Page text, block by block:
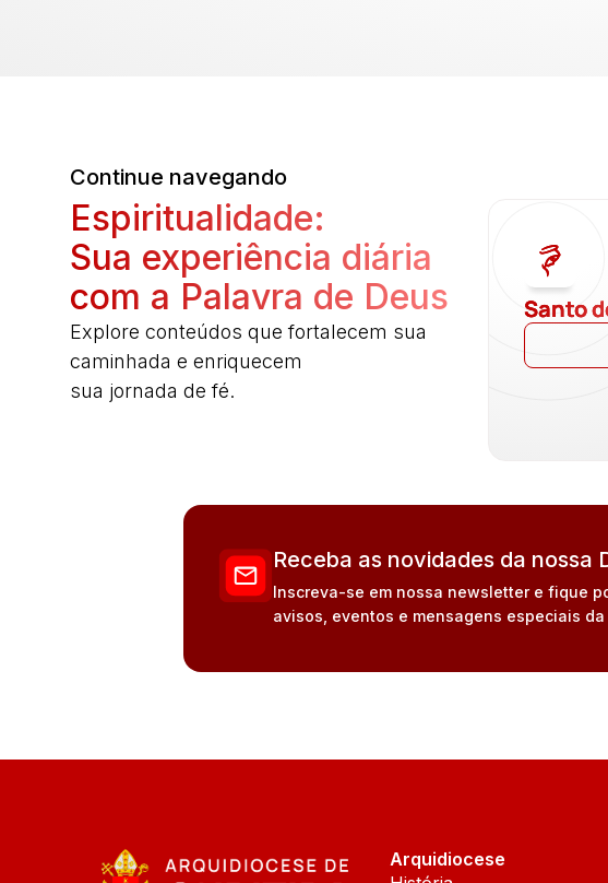
Continue navegando
Espiritualidade:
Sua experiência diária
com a Palavra de Deus
Explore conteúdos que fortalecem sua
caminhada e enriquecem
sua jornada de fé.
Santo
Receba as novidades da nossa
Inscreva-se em nossa newsletter e fique
avisos, eventos e mensagens especiais da
Arquidiocese